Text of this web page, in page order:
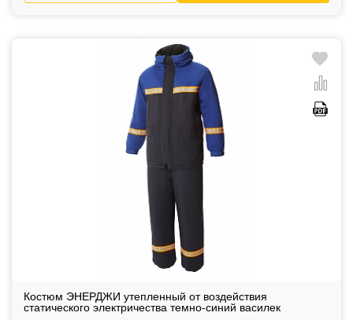
Костюм ЭНЕРДЖИ утепленный от воздействия
статического электричества темно-синий василек